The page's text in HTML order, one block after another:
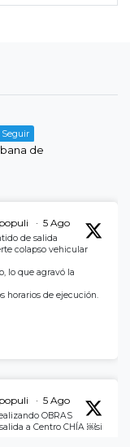
Seguir
de
· 5 Ago
de salida
colapso vehicular
lo que agravó la
horarios de ejecución.
· 5 Ago
OBRAS
a Centro CHÍA ￼si